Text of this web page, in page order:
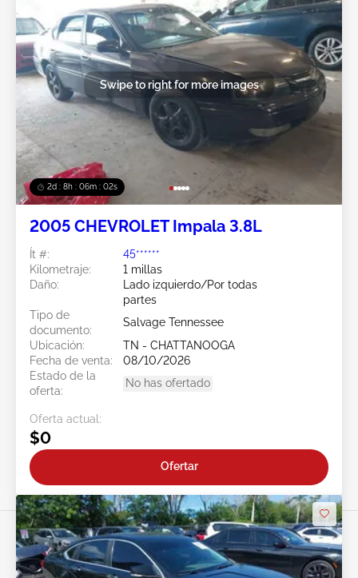
2d : 8h : 05m : 59s
Swipe to right for more images
2005 CHEVROLET Impala 3.8L
Ít #:
45******
Kilometraje:
1 millas
Daño:
Lado izquierdo/Por todas
partes
Tipo de
documento:
Salvage Tennessee
Ubicación:
TN - CHATTANOOGA
Fecha de venta:
08/10/2026
Estado de la
oferta:
No has ofertado
Oferta actual:
$0
Ofertar